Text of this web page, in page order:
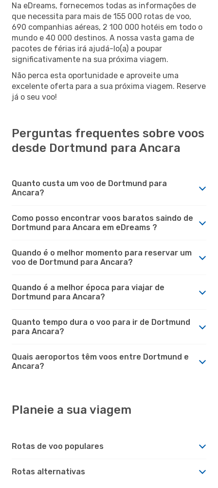
Na eDreams, fornecemos todas as informações de
que necessita para mais de 155 000 rotas de voo,
690 companhias aéreas, 2 100 000 hotéis em todo o
mundo e 40 000 destinos. A nossa vasta gama de
pacotes de férias irá ajudá-lo(a) a poupar
significativamente na sua próxima viagem.
Não perca esta oportunidade e aproveite uma
excelente oferta para a sua próxima viagem. Reserve
já o seu voo!
Perguntas frequentes sobre voos
desde Dortmund para Ancara
Quanto custa um voo de Dortmund para
Ancara?
Como posso encontrar voos baratos saindo de
Dortmund para Ancara em eDreams ?
Quando é o melhor momento para reservar um
voo de Dortmund para Ancara?
Quando é a melhor época para viajar de
Dortmund para Ancara?
Quanto tempo dura o voo para ir de Dortmund
para Ancara?
Quais aeroportos têm voos entre Dortmund e
Ancara?
Planeie a sua viagem
Rotas de voo populares
Rotas alternativas